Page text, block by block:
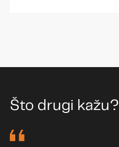
Što drugi kažu?